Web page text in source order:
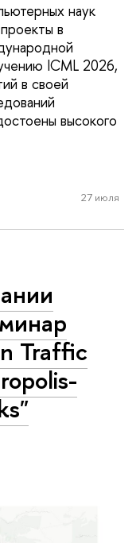
наук
в
ICML 2026,
в своей
высокого
27 июля
Traffic